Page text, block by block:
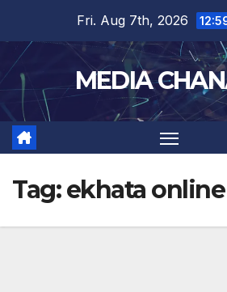
Fri. Aug 7th, 2026
MEDIA
Tag:ekhata online